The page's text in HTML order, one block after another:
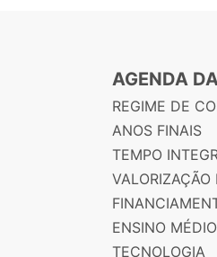
AGENDA
REGIME DE
ANOS FINAIS
TEMPO
VALORIZAÇÃO
ENSINO MÉDIO
TECNOLOGIA